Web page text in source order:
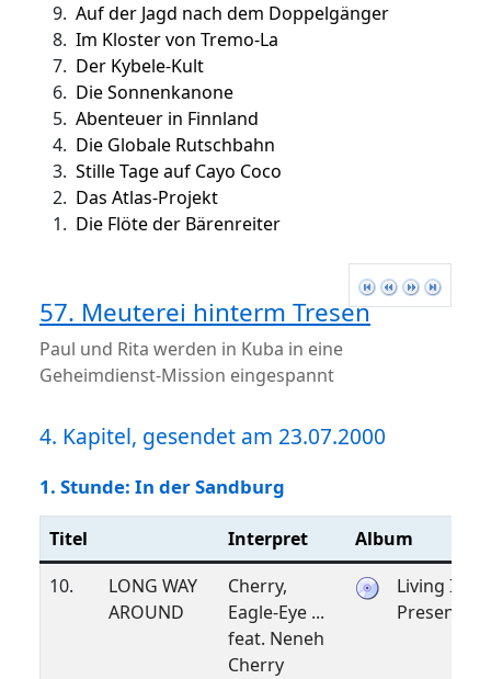
9. Auf der Jagd nach dem Doppelgänger
8. Im Kloster von Tremo-La
7. Der Kybele-Kult
6. Die Sonnenkanone
5. Abenteuer in Finnland
4. Die Globale Rutschbahn
3. Stille Tage auf Cayo Coco
2. Das Atlas-Projekt
1. Die Flöte der Bärenreiter
57. Meuterei hinterm Tresen
Paul und Rita werden in Kuba in eine
Geheimdienst-Mission eingespannt
4. Kapitel, gesendet am 23.07.2000
1. Stunde: In der Sandburg
Titel Interpret
Album
10.
LONG WAY
AROUND
Cherry,
Eagle-Eye ...
feat. Neneh
Cherry
Living In
Present